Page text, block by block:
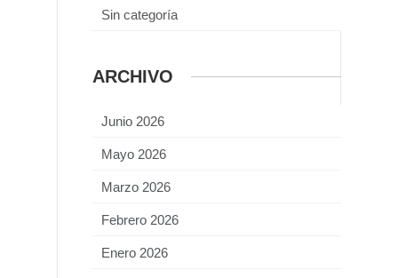
Sin categoría
ARCHIVO
Junio 2026
Mayo 2026
Marzo 2026
Febrero 2026
Enero 2026